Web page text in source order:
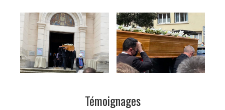
Témoignages